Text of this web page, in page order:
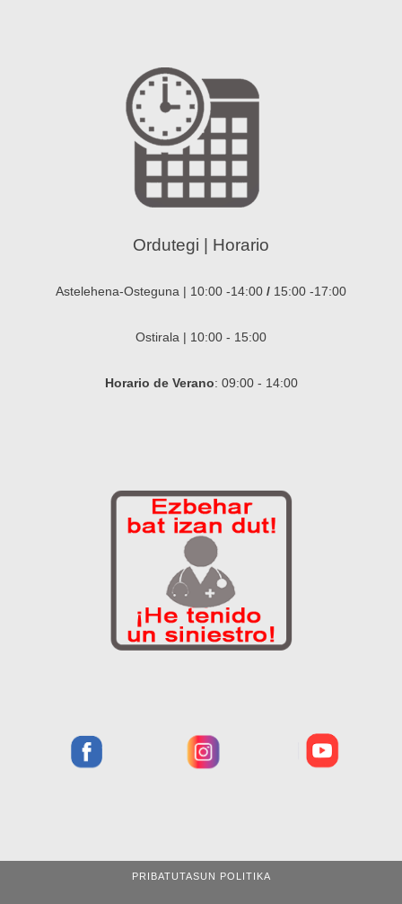
Ordutegi | Horario
Astelehena-Osteguna | 10:00 -14:00 / 15:00 -17:00
Ostirala | 10:00 - 15:00
Horario de Verano: 09:00 - 14:00
PRIBATUTASUN POLITIKA